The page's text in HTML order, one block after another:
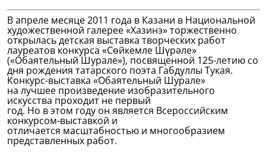
В апреле месяце 2011 года в Казани в Национальной
художественной галерее «Хазинэ»торжественно
открылась детская выставка творческих работ
лауреатов конкурса «Сөйкемле Шүрәле»
(«Обаятельный Шурале»), посвященной 125-летию со
дня рождения татарского поэта Габдуллы Тукая.
Конкурс-выставка «Обаятельный Шурале»
на лучшее произведение изобразительного
искусства проходит не первый
год. Но в этом году он является Всероссийским
конкурсом-выставкой и
отличается масштабностью и многообразием
представленных работ.